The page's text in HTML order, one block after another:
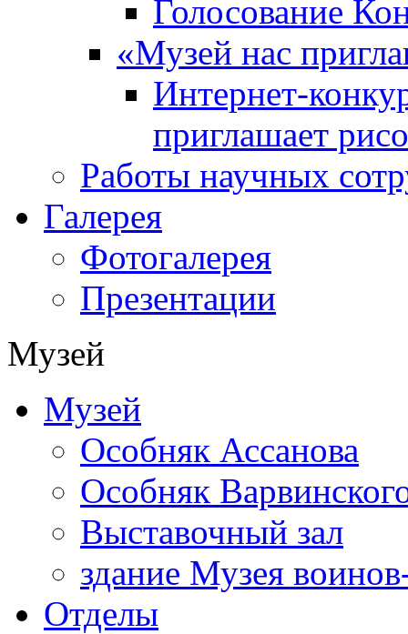
Голосование
«Музей нас
Интернет-
приглашает
Работы научных
Галерея
Фотогалерея
Презентации
Музей
Музей
Особняк Ассанова
Особняк
Выставочный зал
здание Музея
Отделы